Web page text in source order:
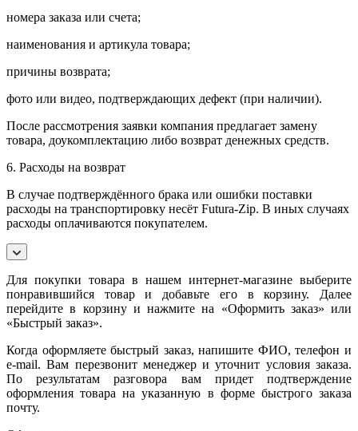
номера заказа или счета;
наименования и артикула товара;
причины возврата;
фото или видео, подтверждающих дефект (при наличии).
После рассмотрения заявки компания предлагает замену
товара, доукомплектацию либо возврат денежных средств.
6. Расходы на возврат
В случае подтверждённого брака или ошибки поставки
расходы на транспортировку несёт Futura-Zip. В иных случаях
расходы оплачиваются покупателем.
Для покупки товара в нашем интернет-магазине выберите
понравившийся товар и добавьте его в корзину. Далее
перейдите в корзину и нажмите на «Оформить заказ» или
«Быстрый заказ».
Когда оформляете быстрый заказ, напишите ФИО, телефон и
e-mail. Вам перезвонит менеджер и уточнит условия заказа.
По результатам разговора вам придет подтверждение
оформления товара на указанную в форме быстрого заказа
почту.